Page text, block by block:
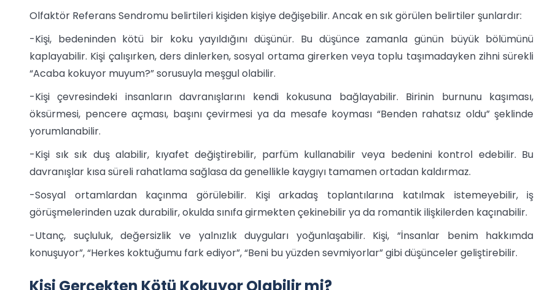
Olfaktör Referans Sendromu belirtileri kişiden kişiye değişebilir. Ancak en sık görülen belirtiler şunlardır:
-Kişi, bedeninden kötü bir koku yayıldığını düşünür. Bu düşünce zamanla günün büyük bölümünü
kaplayabilir. Kişi çalışırken, ders dinlerken, sosyal ortama girerken veya toplu taşımadayken zihni sürekli
“Acaba kokuyor muyum?” sorusuyla meşgul olabilir.
-Kişi çevresindeki insanların davranışlarını kendi kokusuna bağlayabilir. Birinin burnunu kaşıması,
öksürmesi, pencere açması, başını çevirmesi ya da mesafe koyması “Benden rahatsız oldu” şeklinde
yorumlanabilir.
-Kişi sık sık duş alabilir, kıyafet değiştirebilir, parfüm kullanabilir veya bedenini kontrol edebilir. Bu
davranışlar kısa süreli rahatlama sağlasa da genellikle kaygıyı tamamen ortadan kaldırmaz.
-Sosyal ortamlardan kaçınma görülebilir. Kişi arkadaş toplantılarına katılmak istemeyebilir, iş
görüşmelerinden uzak durabilir, okulda sınıfa girmekten çekinebilir ya da romantik ilişkilerden kaçınabilir.
-Utanç, suçluluk, değersizlik ve yalnızlık duyguları yoğunlaşabilir. Kişi, “İnsanlar benim hakkımda
konuşuyor”, “Herkes koktuğumu fark ediyor”, “Beni bu yüzden sevmiyorlar” gibi düşünceler geliştirebilir.